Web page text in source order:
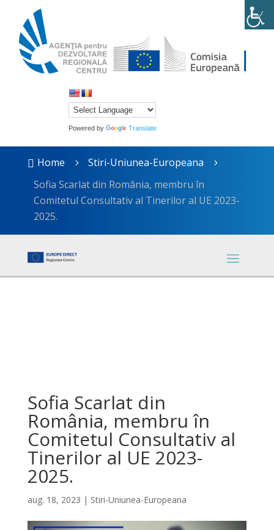
Powered by Translate
 Home 5 Stiri-Uniunea-Europeana 5
Sofia Scarlat din România, membru în
Comitetul Consultativ al Tinerilor al UE 2023-
2025.
Sofia Scarlat din
România, membru în
Comitetul Consultativ al
Tinerilor al UE 2023-
2025.
aug. 18, 2023 | Stiri-Uniunea-Europeana